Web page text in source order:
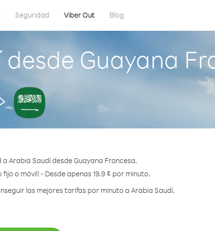
Seguridad Viber Out Blog
Guayana
Arabia Saudí desde Guayana Francesa.
o móvil! - Desde apenas 19.9 ¢ por minuto.
las mejores tarifas por minuto a Arabia Saudí.